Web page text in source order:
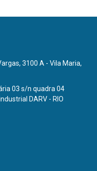
3100 A - Vila Maria,
03 s/n quadra 04
DARV - RIO